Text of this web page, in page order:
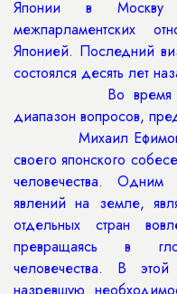
Японии в
межпарламентских
Японией. Последний
состоялся десять лет
Во время
диапазон вопросов,
Михаил Ефимович
своего японского
человечества.
явлений на земле,
отдельных стран
превращаясь в
человечества. В